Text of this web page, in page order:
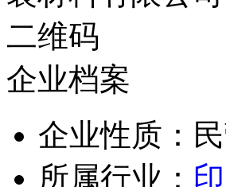
企业档案
企业性质：
所属行业：